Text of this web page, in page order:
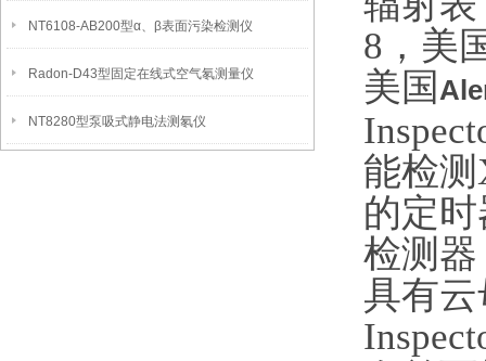
NT6108-AB200型α、β表面污染检测仪
Radon-D43型固定在线式空气氡测量仪
NT8280型泵吸式静电法测氡仪
8，美
美国
能检
的定
检测器
具有